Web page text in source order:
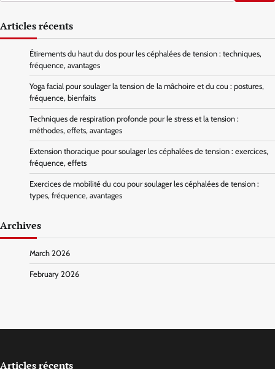
Articles récents
Étirements du haut du dos pour les céphalées de tension : techniques,
fréquence, avantages
Yoga facial pour soulager la tension de la mâchoire et du cou : postures,
fréquence, bienfaits
Techniques de respiration profonde pour le stress et la tension :
méthodes, effets, avantages
Extension thoracique pour soulager les céphalées de tension : exercices,
fréquence, effets
Exercices de mobilité du cou pour soulager les céphalées de tension :
types, fréquence, avantages
Archives
March 2026
February 2026
Articles récents